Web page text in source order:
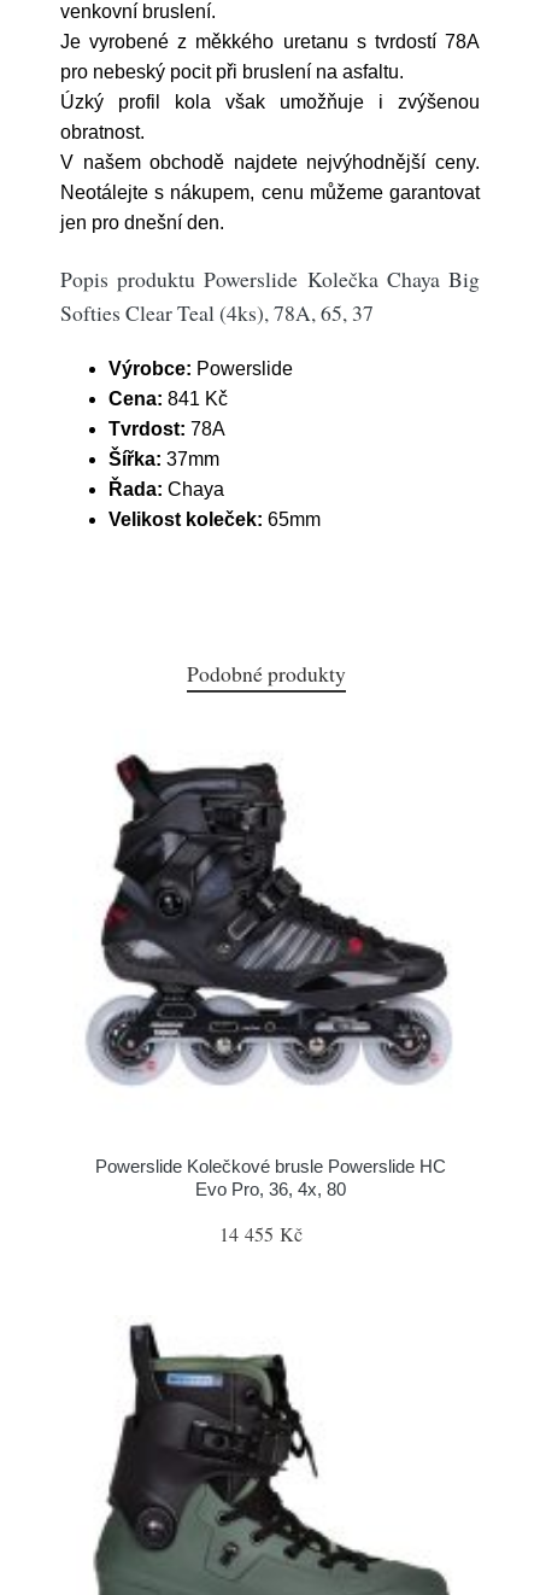
venkovní bruslení.
Je vyrobené z měkkého uretanu s tvrdostí 78A
pro nebeský pocit při bruslení na asfaltu.
Úzký profil kola však umožňuje i zvýšenou
obratnost.
V našem obchodě najdete nejvýhodnější ceny.
Neotálejte s nákupem, cenu můžeme garantovat
jen pro dnešní den.
Popis produktu Powerslide Kolečka Chaya Big
Softies Clear Teal (4ks), 78A, 65, 37
Výrobce: Powerslide
Cena: 841 Kč
Tvrdost: 78A
Šířka: 37mm
Řada: Chaya
Velikost koleček: 65mm
Podobné produkty
Powerslide Kolečkové brusle Powerslide HC
Evo Pro, 36, 4x, 80
14 455 Kč